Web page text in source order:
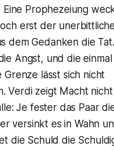
Prophezeiung
erst der
dem Gedanken die
Angst, und die einmal
lässt sich nicht
Verdi zeigt Macht nicht
Je fester das Paar
versinkt es in Wahn
die Schuld die